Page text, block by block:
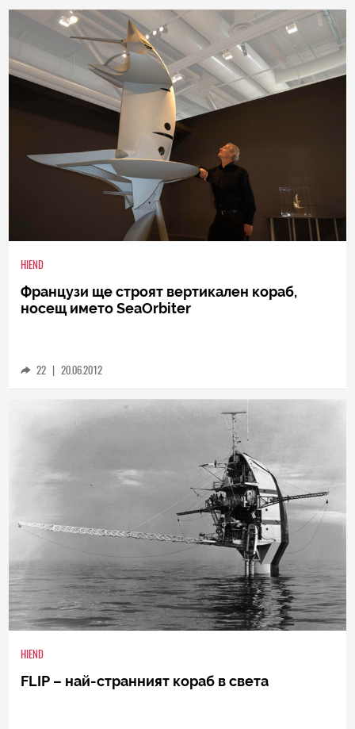
HIEND
Французи ще строят вертикален кораб,
носещ името SeaOrbiter
22 | 20.06.2012
HIEND
FLIP – най-странният кораб в света